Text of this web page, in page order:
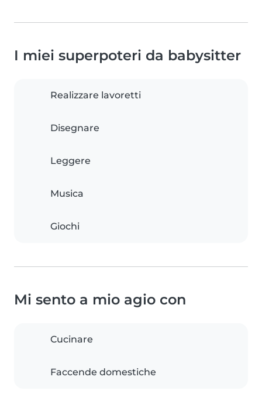
I miei superpoteri da babysitter
Realizzare lavoretti
Disegnare
Leggere
Musica
Giochi
Mi sento a mio agio con
Cucinare
Faccende domestiche